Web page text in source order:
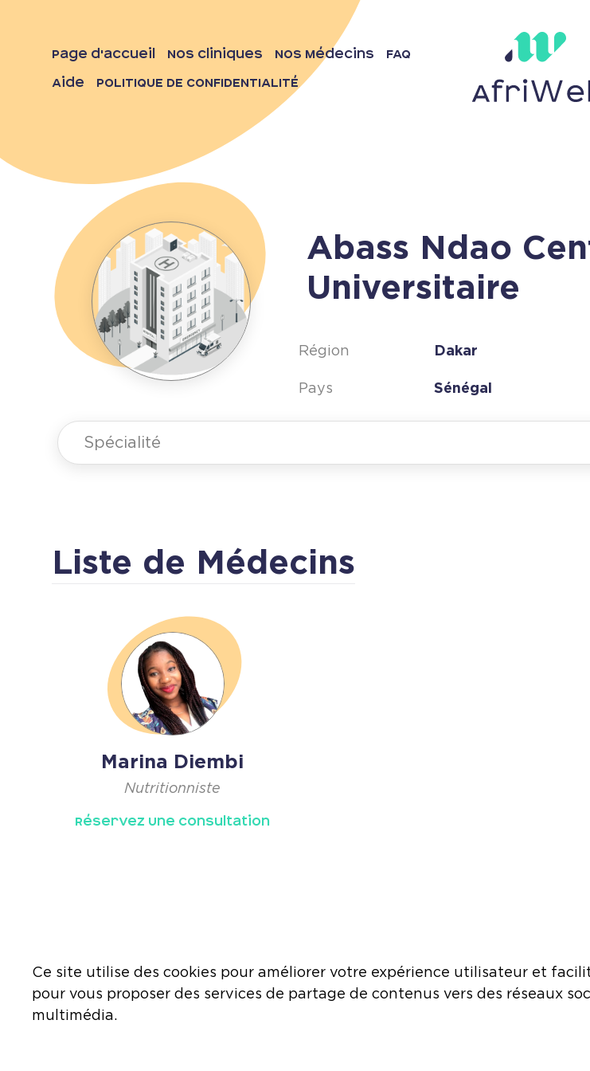
Page d'accueil Nos Cliniques Nos Médecins
FAQ
Aide
POLITIQUE DE CONFIDENTIALITÉ
Abass Ndao
Universitaire
Région Dakar
Pays Sénégal
Spécialité
Liste de Médecins
Marina Diembi
Nutritionniste
Réservez Une Consultation
Ce site utilise des cookies pour améliorer votre expérience utilisateur et
pour vous proposer des services de partage de contenus vers des réseaux
multimédia.